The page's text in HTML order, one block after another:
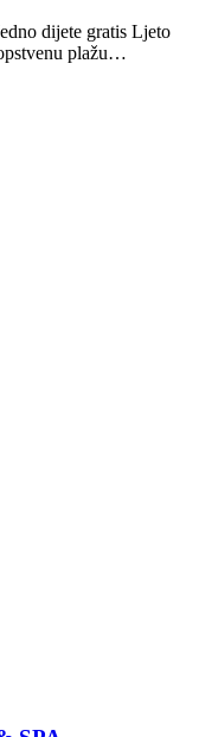
dijete gratis Ljeto
plažu…